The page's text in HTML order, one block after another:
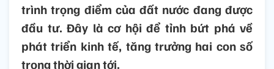
trình trọng điểm của đất nước đang được
đầu tư. Đây là cơ hội để tỉnh bứt phá về
phát triển kinh tế, tăng trưởng hai con số
trong thời gian tới.